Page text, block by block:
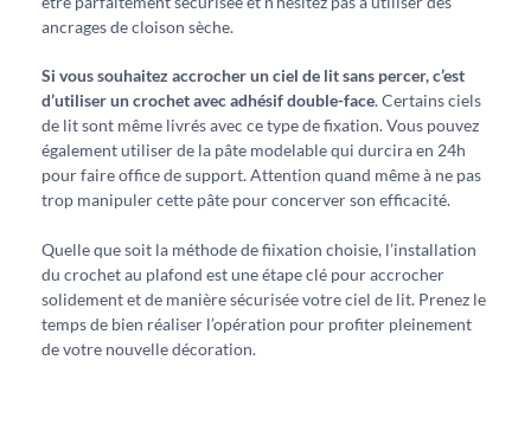
ancrages de cloison sèche.
Si vous souhaitez accrocher un ciel de lit sans percer, c’est
d’utiliser un crochet avec adhésif double-face. Certains ciels
de lit sont même livrés avec ce type de fixation. Vous pouvez
également utiliser de la pâte modelable qui durcira en 24h
pour faire office de support. Attention quand même à ne pas
trop manipuler cette pâte pour concerver son efficacité.
Quelle que soit la méthode de fiixation choisie, l’installation
du crochet au plafond est une étape clé pour accrocher
solidement et de manière sécurisée votre ciel de lit. Prenez le
temps de bien réaliser l’opération pour profiter pleinement
de votre nouvelle décoration.